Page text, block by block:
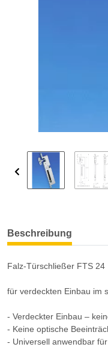
Beschreibung
Falz-Türschließer FTS 24
für verdeckten Einbau im
- Verdeckter Einbau –
- Keine optische
- Universell anwendbar